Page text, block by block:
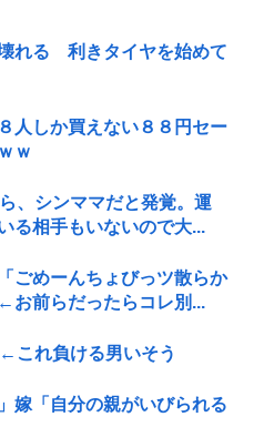
れる 利きタイヤを始めて
人しか買えない８８円セー
ｗ
、シンママだと発覚。運
る相手もいないので大...
ごめーんちょびっツ散らか
お前らだったらコレ別...
これ負ける男いそう
嫁「自分の親がいびられる